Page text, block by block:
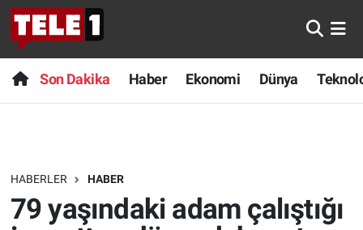
Son Dakika Haber Ekonomi Dünya
HABERLER HABER
79 yaşındaki adam çalıştığı
Anında Manşet
Başka Sohbetler
Bilim turu
Bilim ve Teknoloji Evreni
Son Dakika
Haber
Dünya
Teknoloji
Nöbetçi Eczaneler
Hava Durumu
Trafik Durumu
Süper Lig Puan Durumu ve Fikstür